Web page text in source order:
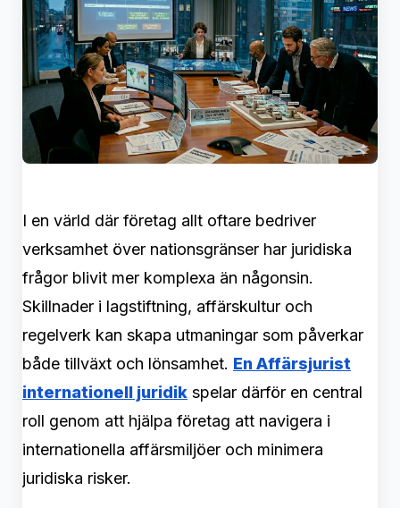
I en värld där företag allt oftare bedriver
verksamhet över nationsgränser har juridiska
frågor blivit mer komplexa än någonsin.
Skillnader i lagstiftning, affärskultur och
regelverk kan skapa utmaningar som påverkar
både tillväxt och lönsamhet. EnAffärsjurist
internationell juridik spelar därför en central
roll genom att hjälpa företag att navigera i
internationella affärsmiljöer och minimera
juridiska risker.